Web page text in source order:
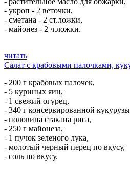
- укроп - 2 веточки,
- сметана - 2 ст.ложки,
- майонез - 2 ч.ложки.
читать
Салат с крабовыми палочками,
- 200 г крабовых палочек,
- 5 куриных яиц,
- 1 свежий огурец,
- 340 г консервированной
- половина стакана риса,
- 250 г майонеза,
- 1 пучок зеленого лука,
- молотый черный перец по вкусу,
- соль по вкусу.